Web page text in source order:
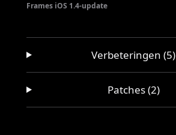
Frames iOS 1.4-update
Verbeteringen (5)
Patches (2)